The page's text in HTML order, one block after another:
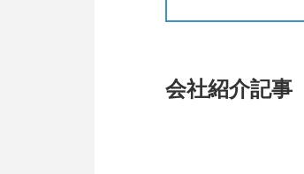
会社紹介記事